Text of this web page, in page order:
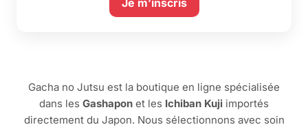
Gacha no Jutsu est la boutique en ligne spécialisée
dans les Gashapon et les Ichiban Kuji importés
directement du Japon. Nous sélectionnons avec soin